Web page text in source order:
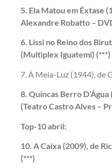
5. Ela Matou em Êxtase
Alexandre Robatto –
6. Lissi no Reino dos
(Multiplex Iguatemi) (***)
7. À Meia-Luz (1944), de
8. Quincas Berro
(Teatro Castro Alves –
Top-10 abril:
10. A Caixa (2009), de
(***)